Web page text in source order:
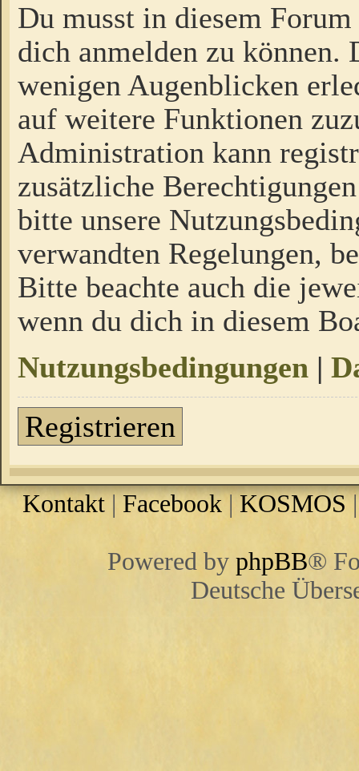
Du musst in diesem
dich anmelden zu
wenigen Augenblicken
auf weitere Funktionen
Administration kann
zusätzliche
bitte unsere
verwandten Regelungen,
Bitte beachte auch die
wenn du dich in diesem
Nutzungsbedingungen |
Registrieren
Kontakt | Facebook |KOSMOS
Powered by phpBB®
Deutsche